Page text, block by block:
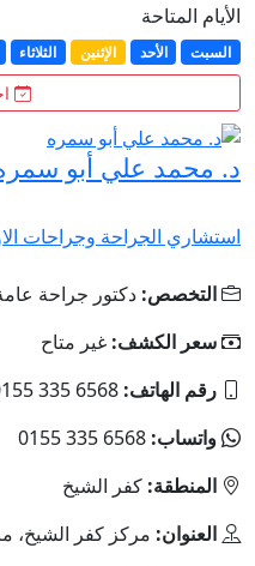
الأيام المتاحة
السبت الأحد الإثنين الثلاثاء
د. محمد علي أبو
استشاري الجراحة وجراحات
التخصص: دكتور جراحة
سعر الكشف: غير متاح
رقم الهاتف: 335 6568
واتساب: ‎0155 335 6568
المنطقة: كفر الشيخ
العنوان: مركز كفر الشيخ،